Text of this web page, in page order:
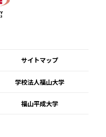
サイトマップ
学校法人福山大学
福山平成大学